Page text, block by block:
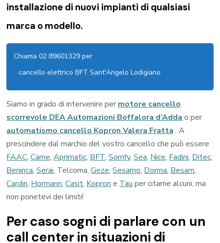
installazione di nuovi impianti di qualsiasi
marca o modello.
Chiama 02 89601329 per
cancello elettrico BFT Sant'Angelo Lodigiano
Siamo in grado di intervenire permotore cancello
scorrevole DEA Automazioni Boffalora d’Addao per
automatismo cancello Kopron Valera Fratta. A
prescindere dal marchio del vostro cancello che può essere
FAAC,Came,Aprimatic,BFT,Somfy,Sea,Nice,Fadini,Ditec,
Beninca,Serai, Telcoma,Geze,Sesamo,Dorma,Besam,
Cardin,Hormann,Casit,KoproneTauper citarne alcuni, ma
non ponetevi dei limiti!
Per caso sogni di parlare con un
call center in situazioni di